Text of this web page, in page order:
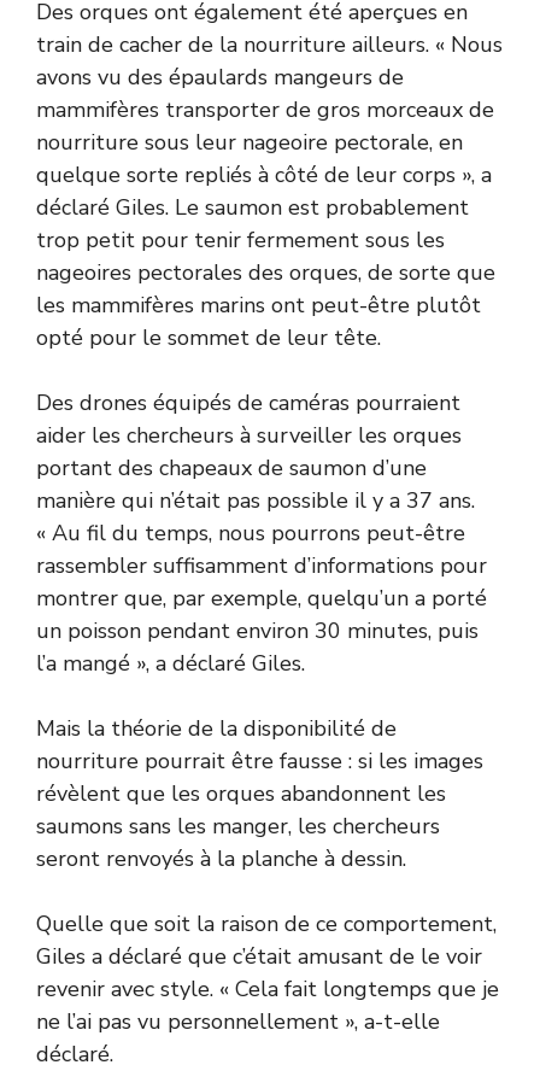
Des orques ont également été aperçues en
train de cacher de la nourriture ailleurs. « Nous
avons vu des épaulards mangeurs de
mammifères transporter de gros morceaux de
nourriture sous leur nageoire pectorale, en
quelque sorte repliés à côté de leur corps », a
déclaré Giles. Le saumon est probablement
trop petit pour tenir fermement sous les
nageoires pectorales des orques, de sorte que
les mammifères marins ont peut-être plutôt
opté pour le sommet de leur tête.
Des drones équipés de caméras pourraient
aider les chercheurs à surveiller les orques
portant des chapeaux de saumon d’une
manière qui n’était pas possible il y a 37 ans.
« Au fil du temps, nous pourrons peut-être
rassembler suffisamment d’informations pour
montrer que, par exemple, quelqu’un a porté
un poisson pendant environ 30 minutes, puis
l’a mangé », a déclaré Giles.
Mais la théorie de la disponibilité de
nourriture pourrait être fausse : si les images
révèlent que les orques abandonnent les
saumons sans les manger, les chercheurs
seront renvoyés à la planche à dessin.
Quelle que soit la raison de ce comportement,
Giles a déclaré que c’était amusant de le voir
revenir avec style. « Cela fait longtemps que je
ne l’ai pas vu personnellement », a-t-elle
déclaré.